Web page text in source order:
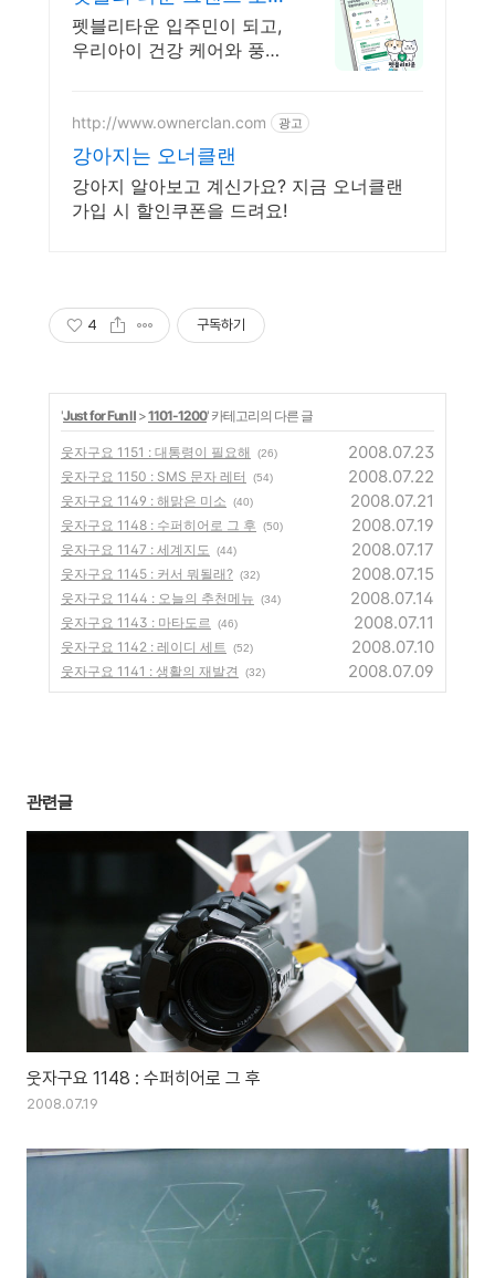
오픈 이벤트 진행 중!
펫블리타운 입주민이 되고,
우리아이 건강 케어와 풍성
http://www.ownerclan.com 광고
강아지는 오너클랜
강아지 알아보고 계신가요? 지금 오너클랜
가입 시 할인쿠폰을 드려요!
4 구독하기
'Just for Fun Ⅱ >1101-1200' 카테고리의 다른 글
웃자구요 1151 : 대통령이 필요해 (26) 2008.07.23
웃자구요 1150 : SMS 문자 레터 (54) 2008.07.22
웃자구요 1149 : 해맑은 미소 (40) 2008.07.21
웃자구요 1148 : 수퍼히어로 그 후 (50) 2008.07.19
웃자구요 1147 : 세계지도 (44) 2008.07.17
웃자구요 1145 : 커서 뭐될래? (32) 2008.07.15
웃자구요 1144 : 오늘의 추천메뉴 (34) 2008.07.14
웃자구요 1143 : 마타도르 (46) 2008.07.11
웃자구요 1142 : 레이디 세트 (52) 2008.07.10
웃자구요 1141 : 생활의 재발견 (32) 2008.07.09
관련글
웃자구요 1148 : 수퍼히어로 그 후
2008.07.19